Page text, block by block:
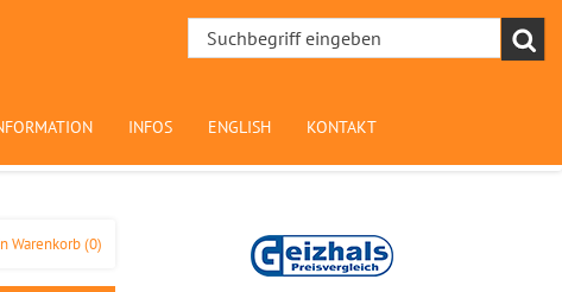
INFOS ENGLISH KONTAKT
Warenkorb(0)